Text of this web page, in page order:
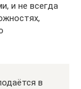
и не всегда
в